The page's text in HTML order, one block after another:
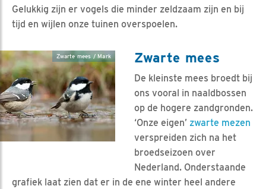
Gelukkig zijn er vogels die minder zeldzaam zijn en bij
tijd en wijlen onze tuinen overspoelen.
Zwarte mees / Mark Zwarte mees
De kleinste mees broedt bij
ons vooral in naaldbossen
op de hogere zandgronden.
‘Onze eigen’ zwarte mezen
verspreiden zich na het
broedseizoen over
Nederland. Onderstaande
grafiek laat zien dat er in de ene winter heel andere